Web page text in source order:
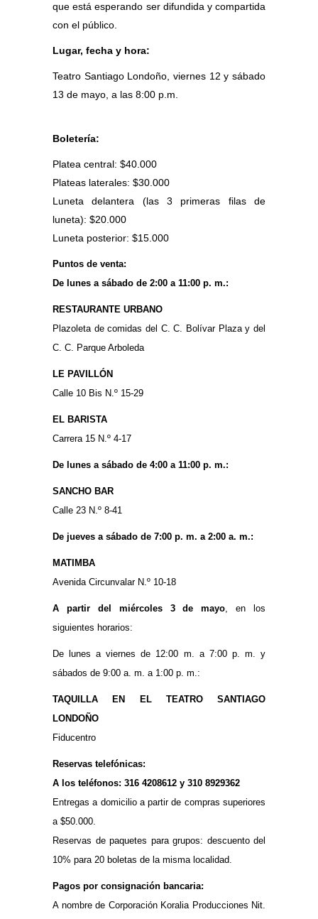
que está esperando ser difundida y compartida
con el público.
Lugar, fecha y hora:
Teatro Santiago Londoño, viernes 12 y sábado
13 de mayo, a las 8:00 p.m.
Boletería:
Platea central: $40.000
Plateas laterales: $30.000
Luneta delantera (las 3 primeras filas de
luneta): $20.000
Luneta posterior: $15.000
Puntos de venta:
De lunes a sábado de 2:00 a 11:00 p. m.:
RESTAURANTE URBANO
Plazoleta de comidas del C. C. Bolívar Plaza y del
C. C. Parque Arboleda
LE PAVILLÓN
Calle 10 Bis N.º 15-29
EL BARISTA
Carrera 15 N.º 4-17
De lunes a sábado de 4:00 a 11:00 p. m.:
SANCHO BAR
Calle 23 N.º 8-41
De jueves a sábado de 7:00 p. m. a 2:00 a. m.:
MATIMBA
Avenida Circunvalar N.º 10-18
A partir del miércoles 3 de mayo, en los
siguientes horarios:
De lunes a viernes de 12:00 m. a 7:00 p. m. y
sábados de 9:00 a. m. a 1:00 p. m.:
TAQUILLA EN EL TEATRO SANTIAGO
LONDOÑO
Fiducentro
Reservas telefónicas:
A los teléfonos: 316 4208612 y 310 8929362
Entregas a domicilio a partir de compras superiores
a $50.000.
Reservas de paquetes para grupos: descuento del
10% para 20 boletas de la misma localidad.
Pagos por consignación bancaria:
A nombre de Corporación Koralia Producciones Nit.